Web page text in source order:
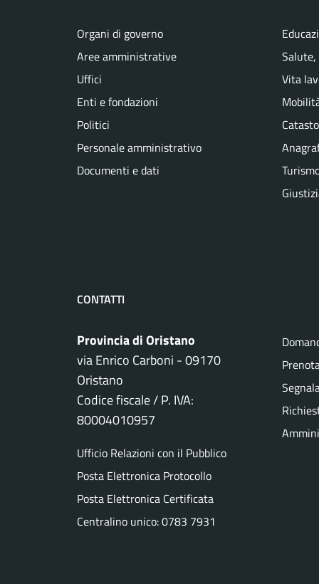
Organi di governo
Aree amministrative
Uffici
Enti e fondazioni
Politici
Personale amministrativo
Documenti e dati
Salute,
Vita
CONTATTI
Provincia di Oristano
via Enrico Carboni - 09170
Oristano
Codice fiscale / P. IVA:
80004010957
Ufficio Relazioni con il Pubblico
Posta Elettronica Protocollo
Posta Elettronica Certificata
Centralino unico: 0783 7931